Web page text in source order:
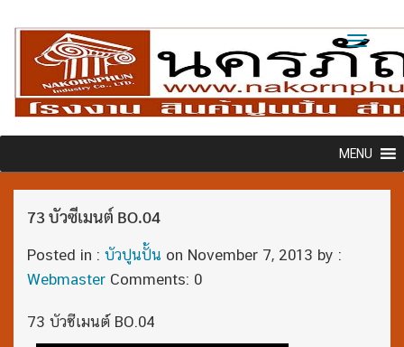
Toggle
MENU
73 บัวซีเมนต์ BO.04
Posted in : บัวปูนปั้น on November 7, 2013 by :
Webmaster Comments: 0
73 บัวซีเมนต์ BO.04